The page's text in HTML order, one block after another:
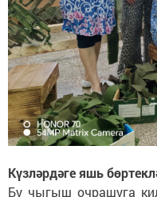
Күзләрдәге яшь
Бу чыгыш очрашуга